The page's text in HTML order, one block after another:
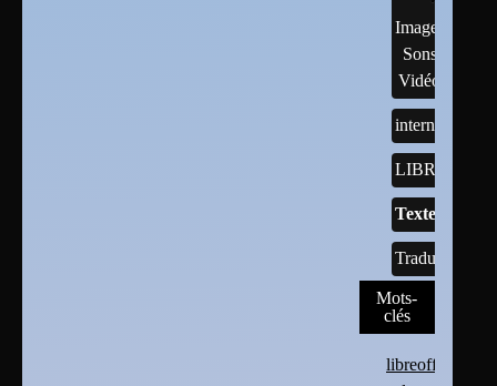
Images,
Sons,
Vidéos
internet
Textes
Traductions
Mots-
clés
libreoffice